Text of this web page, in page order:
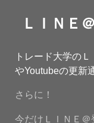
ＬＩＮＥ
トレード大学の
やYoutubeの更新
さらに！
今だけＬＩＮＥ＠